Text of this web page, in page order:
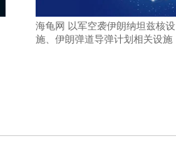
海龟网 以军空袭伊朗纳坦兹核设
施、伊朗弹道导弹计划相关设施